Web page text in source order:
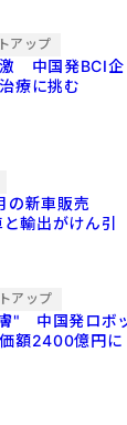
アップ
激 中国発BCI企
療に挑む
の新車販売
輸出がけん引
アップ
" 中国発ロボ
額2400億円に